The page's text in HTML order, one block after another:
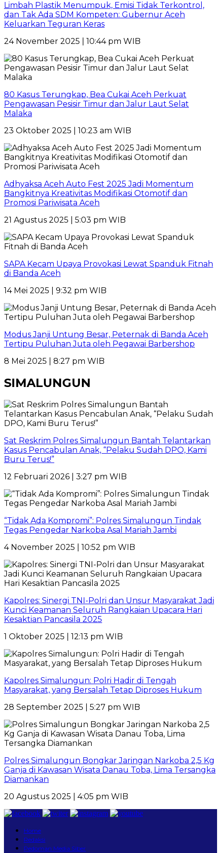
Limbah Plastik Menumpuk, Emisi Tidak Terkontrol,
dan Tak Ada SDM Kompeten: Gubernur Aceh
Keluarkan Teguran Keras
24 November 2025 | 10:44 pm WIB
80 Kasus Terungkap, Bea Cukai Aceh Perkuat
Pengawasan Pesisir Timur dan Jalur Laut Selat
Malaka
23 Oktober 2025 | 10:23 am WIB
Adhyaksa Aceh Auto Fest 2025 Jadi Momentum
Bangkitnya Kreativitas Modifikasi Otomotif dan
Promosi Pariwisata Aceh
21 Agustus 2025 | 5:03 pm WIB
SAPA Kecam Upaya Provokasi Lewat Spanduk Fitnah
di Banda Aceh
14 Mei 2025 | 9:32 pm WIB
Modus Janji Untung Besar, Peternak di Banda Aceh
Tertipu Puluhan Juta oleh Pegawai Barbershop
8 Mei 2025 | 8:27 pm WIB
SIMALUNGUN
Sat Reskrim Polres Simalungun Bantah Telantarkan
Kasus Pencabulan Anak, “Pelaku Sudah DPO, Kami
Buru Terus!”
12 Februari 2026 | 3:27 pm WIB
“Tidak Ada Kompromi”: Polres Simalungun Tindak
Tegas Pengedar Narkoba Asal Mariah Jambi
4 November 2025 | 10:52 pm WIB
Kapolres: Sinergi TNI-Polri dan Unsur Masyarakat Jadi
Kunci Keamanan Seluruh Rangkaian Upacara Hari
Kesaktian Pancasila 2025
1 Oktober 2025 | 12:13 pm WIB
Kapolres Simalungun: Polri Hadir di Tengah
Masyarakat, yang Bersalah Tetap Diproses Hukum
28 September 2025 | 5:27 pm WIB
Polres Simalungun Bongkar Jaringan Narkoba 2,5 Kg
Ganja di Kawasan Wisata Danau Toba, Lima Tersangka
Diamankan
20 Agustus 2025 | 4:05 pm WIB
Home
Redaksi
Pedoman Media Siber